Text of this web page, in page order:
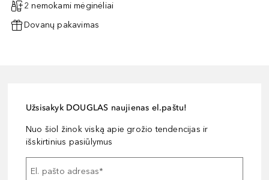
2 nemokami mėginėliai
Dovanų pakavimas
Užsisakyk DOUGLAS naujienas el.paštu!
Nuo šiol žinok viską apie grožio tendencijas ir
išskirtinius pasiūlymus
El. pašto adresas*